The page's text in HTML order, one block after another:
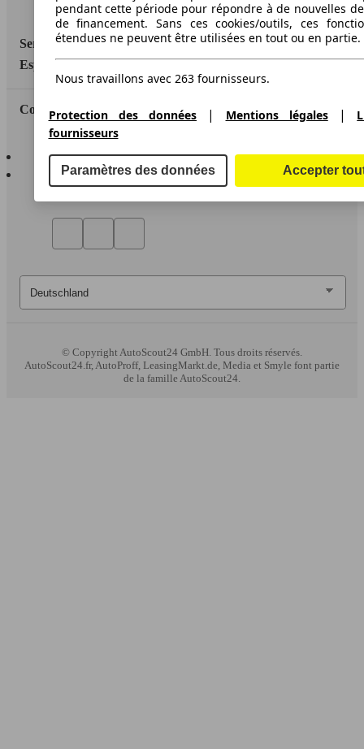
Accessibility Statement
Service
Espace Pro
Contact
AutoScout24 pour iOS
AutoScout24 pour Android
© CopyrightAutoScout24 GmbH. Tous droits réservés.
AutoScout24.fr, AutoProff, LeasingMarkt.de, Media et Smyle font partie
de la famille AutoScout24.
pendant cette période pour répondre à de nouvelles
de financement. Sans ces cookies/outils, ces
étendues ne peuvent être utilisées en tout ou en partie.
Nous travaillons avec 263 fournisseurs.
Protection des données | Mentions légales|
fournisseurs
Paramètres des données Accepter